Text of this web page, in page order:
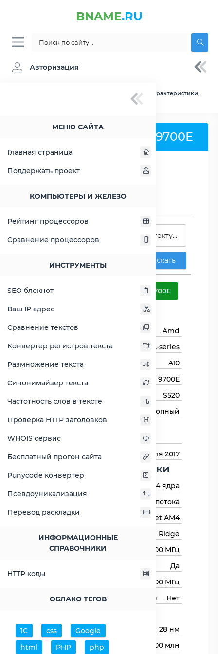
BNAME.RU
Авторизация
МЕНЮ САЙТА
Главная страница
Поддержать проект
КОМПЬЮТЕРЫ И ЖЕЛЕЗО
Рейтинг процессоров
Сравнение процессоров
ИНСТРУМЕНТЫ
SEO блокнот
Ваш IP адрес
Сравнение текстов
Конвертер регистров текста
Размножение текста
Синонимайзер текста
Частотность слов в тексте
Проверка HTTP заголовков
WHOIS сервис
Бесплатный прогон сайта
Punycode конвертер
Псевдоуникализация
Перевод раскладки
ИНФОРМАЦИОННЫЕ
СПРАВОЧНИКИ
HTTP коды
ОБЛАКО ТЕГОВ
1С css
Google
html
PHP
php
» Процессор AMD A10-9700E - характеристики,
Процессор AMD A10-9700E
РАСШИРИТЬ СЛЕВА
Искать
A10-9700E Сравнить A10-9700E
Основная информация
Бренд
Amd
Семейство процессоров
A-series
Линейка процессора
A10
Модель процессора
9700E
$520
Десктопный
Дата выхода
27 июля 2017
Основные харктеристики
4 ядра
4 потока
Сокет (разъём)
Socket AM4
Архитектура процессора
Bristol Ridge
Базовая частота
3000 МГц
Да
3500 МГц
Свободный множитель процессора
Нет
Технологический процесс
28 нм
Транзисторов (миллионов)
3100 млн